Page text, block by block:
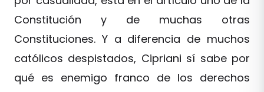
Constitución y de muchas otras
Constituciones. Y a diferencia de muchos
católicos despistados, Cipriani sí sabe por
qué es enemigo franco de los derechos